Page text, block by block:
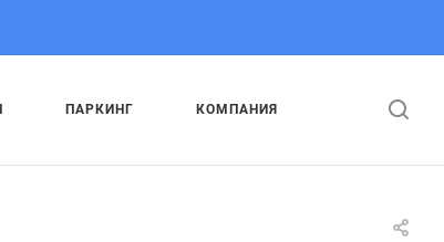
ПАРКИНГ КОМПАНИЯ